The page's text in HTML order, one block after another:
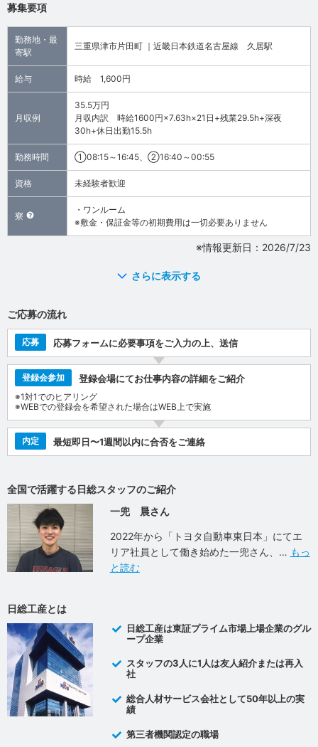
募集要項
勤務地・最
寄駅
三重県津市片田町 ｜近畿日本鉄道名古屋線 久居駅
給与 時給 1,600円
月収例
35.5万円
月収内訳 時給1600円×7.63h×21日+残業29.5h+深夜
30h+休日出勤15.5h
勤務時間 ①08:15～16:45、②16:40～00:55
資格 未経験者歓迎
寮
・ワンルーム
※敷金・保証金等の初期費用は一切必要ありません
※情報更新日：2026/7/23
さらに表示する
ご応募の流れ
応募 応募フォームに必要事項をご入力の上、送信
登録会参加 登録会場にてお仕事内容の詳細をご紹介
※1対1でのヒアリング
※WEBでの登録会を希望された場合はWEB上で実施
内定 最短即日〜1週間以内に合否をご連絡
全国で活躍する日総スタッフのご紹介
一兜 晨さん
2022年から「トヨタ自動車東日本」にてエ
リア社員として働き始めた一兜さん、
もっ
と読む
日総工産とは
日総工産は東証プライム市場上場企業のグル
ープ企業
スタッフの3人に1人は友人紹介または再入
社
総合人材サービス会社として50年以上の実
績
第三者機関認定の職場